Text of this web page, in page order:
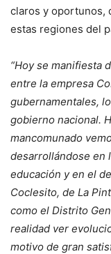
claros y oportunos,
estas regiones del
“Hoy se manifiesta
entre la empresa
gubernamentales,
gobierno nacional.
mancomunado
desarrollándose en
educación y en el
Coclesito, de La
como el Distrito
realidad ver
motivo de gran